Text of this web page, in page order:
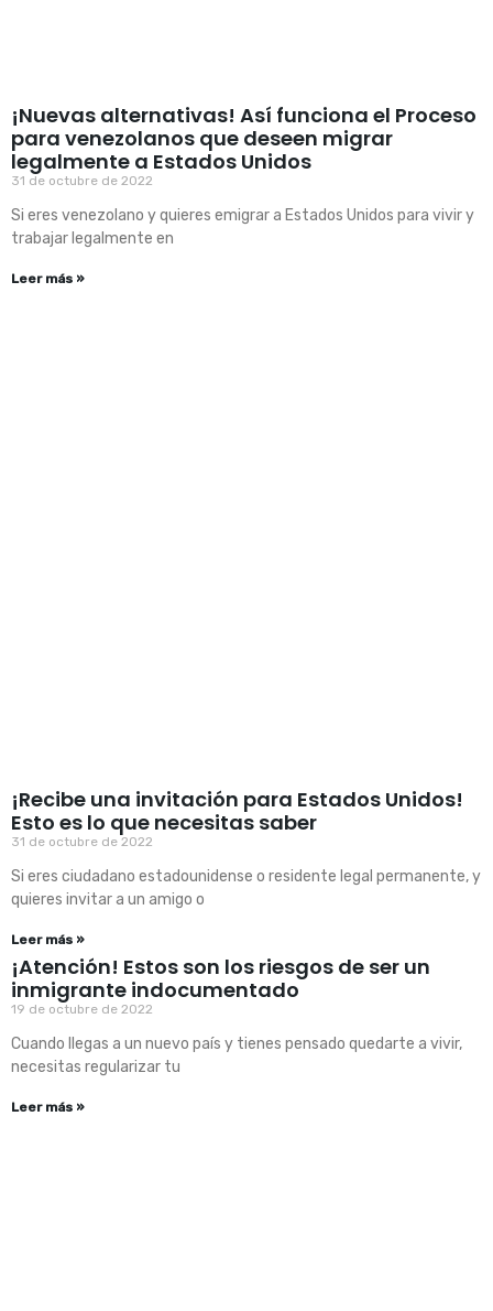
¡Nuevas alternativas! Así funciona el Proceso
para venezolanos que deseen migrar
legalmente a Estados Unidos
31 de octubre de 2022
Si eres venezolano y quieres emigrar a Estados Unidos para vivir y
trabajar legalmente en
Leer más »
¡Recibe una invitación para Estados Unidos!
Esto es lo que necesitas saber
31 de octubre de 2022
Si eres ciudadano estadounidense o residente legal permanente, y
quieres invitar a un amigo o
Leer más »
¡Atención! Estos son los riesgos de ser un
inmigrante indocumentado
19 de octubre de 2022
Cuando llegas a un nuevo país y tienes pensado quedarte a vivir,
necesitas regularizar tu
Leer más »